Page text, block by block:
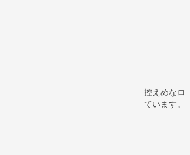
控えめなロ
ています。